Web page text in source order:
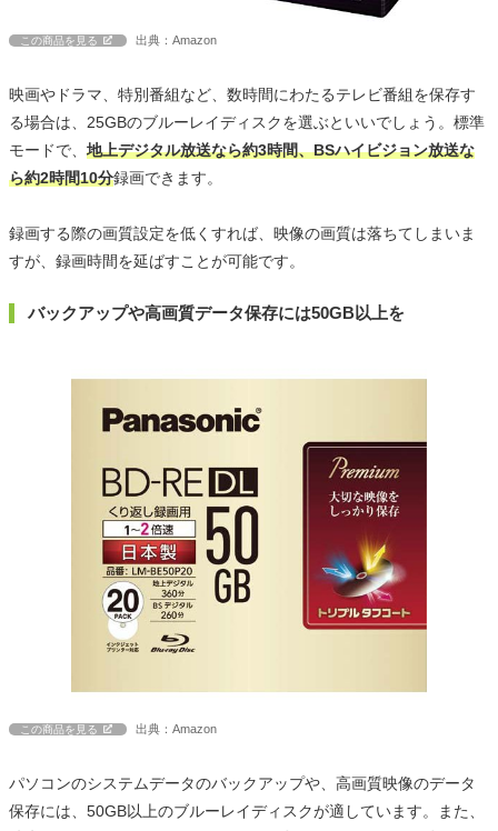
この商品を見る 出典：Amazon
映画やドラマ、特別番組など、数時間にわたるテレビ番組を保存す
る場合は、25GBのブルーレイディスクを選ぶといいでしょう。標準
モードで、 地上デジタル放送なら約3時間、BSハイビジョン放送な
ら約2時間10分録画できます。
録画する際の画質設定を低くすれば、映像の画質は落ちてしまいま
すが、録画時間を延ばすことが可能です。
バックアップや高画質データ保存には50GB以上を
この商品を見る 出典：Amazon
パソコンのシステムデータのバックアップや、高画質映像のデータ
保存には、50GB以上のブルーレイディスクが適しています。また、